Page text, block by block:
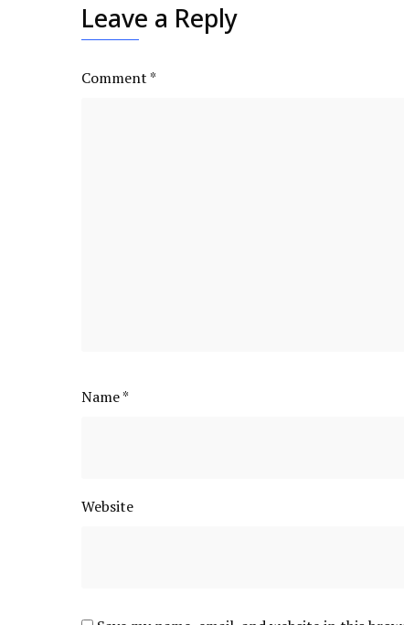
Leave a Reply
Comment*
Name*
Website